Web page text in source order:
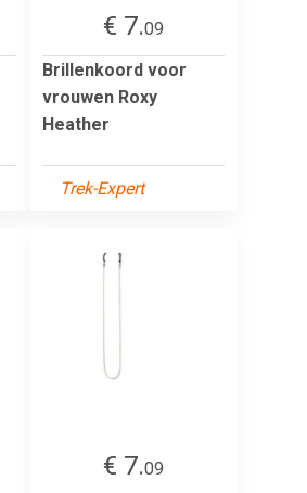
€ 7.09
Brillenkoord voor
vrouwen Roxy
Heather
Trek-Expert
€ 7.09